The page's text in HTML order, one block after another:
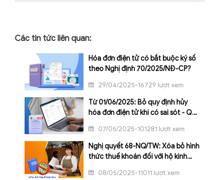
Các tin tức liên quan:
Hóa đơn điện tử có bắt buộc ký số
theo Nghị định 70/2025/NĐ-CP?
29/04/2025-16729 lượt xem
Từ 01/06/2025: Bỏ quy định hủy
hóa đơn điện tử khi có sai sót - Quy
07/05/2025-101281 lượt xem
Nghị quyết 68-NQ/TW: Xóa bỏ hình
thức thuế khoán đối với hộ kinh
08/05/2025-11011 lượt xem